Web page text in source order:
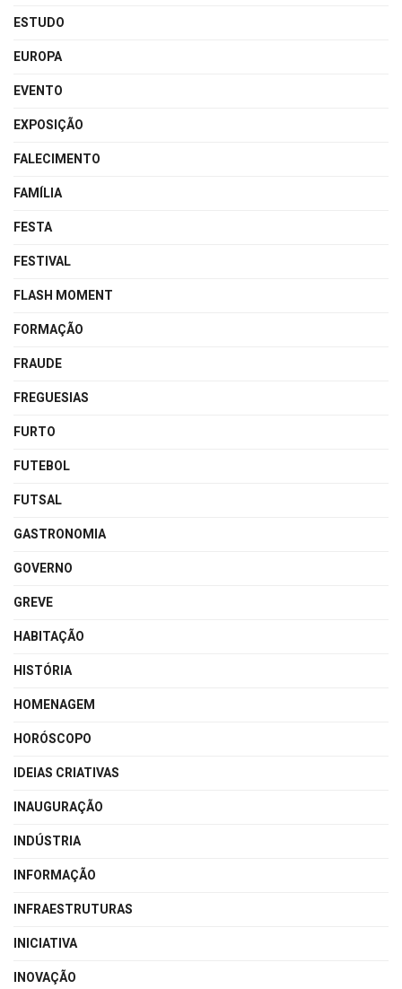
ESTUDO
EUROPA
EVENTO
EXPOSIÇÃO
FALECIMENTO
FAMÍLIA
FESTA
FESTIVAL
FLASH MOMENT
FORMAÇÃO
FRAUDE
FREGUESIAS
FURTO
FUTEBOL
FUTSAL
GASTRONOMIA
GOVERNO
GREVE
HABITAÇÃO
HISTÓRIA
HOMENAGEM
HORÓSCOPO
IDEIAS CRIATIVAS
INAUGURAÇÃO
INDÚSTRIA
INFORMAÇÃO
INFRAESTRUTURAS
INICIATIVA
INOVAÇÃO